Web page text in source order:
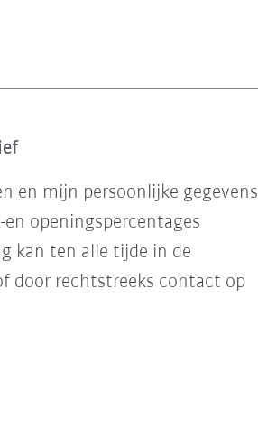
en mijn persoonlijke gegevens
openingspercentages
kan ten alle tijde in de
door rechtstreeks contact op